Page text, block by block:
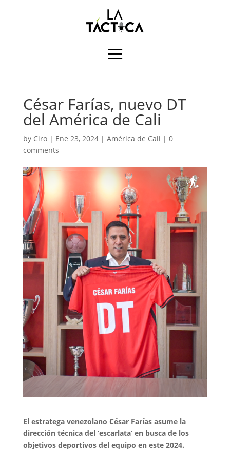
César Farías, nuevo DT
del América de Cali
by Ciro| Ene 23, 2024| América de Cali | 0
comments
El estratega venezolano César Farías asume la
dirección técnica del ‘escarlata’ en busca de los
objetivos deportivos del equipo en este 2024.